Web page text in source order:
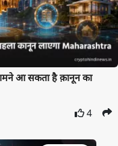
आ सकता है क़ानून का
4